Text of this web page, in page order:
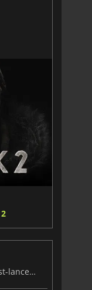
Frostpunk 2 dévoile sa feuille de route post-lancement